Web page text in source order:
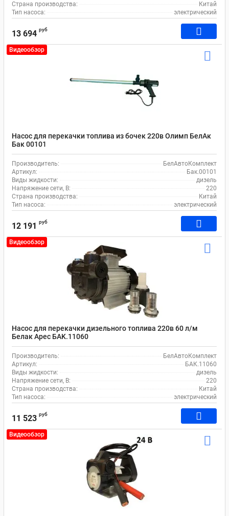
Страна производства:
Китай
Тип насоса:
электрический
13 694 руб
Видеообзор
Насос для перекачки топлива из бочек 220в Олимп БелАк
Бак 00101
Производитель:
БелАвтоКомплект
Артикул:
Бак.00101
Виды жидкости:
дизель
Напряжение сети, В:
220
Страна производства:
Китай
Тип насоса:
электрический
12 191 руб
Видеообзор
Насос для перекачки дизельного топлива 220в 60 л/м
Белак Арес БAK.11060
Производитель:
БелАвтоКомплект
Артикул:
БАК.11060
Виды жидкости:
дизель
Напряжение сети, В:
220
Страна производства:
Китай
Тип насоса:
электрический
11 523 руб
Видеообзор